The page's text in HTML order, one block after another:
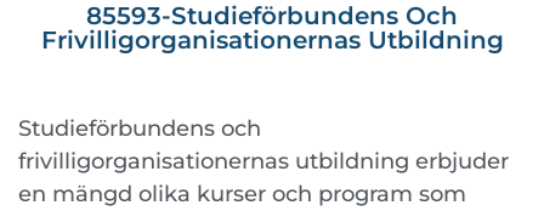
85593-Studieförbundens Och
Frivilligorganisationernas Utbildning
Studieförbundens och
frivilligorganisationernas utbildning erbjuder
en mängd olika kurser och program som